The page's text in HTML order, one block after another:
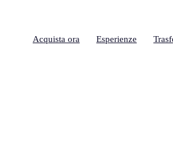
Acquista ora Esperienze